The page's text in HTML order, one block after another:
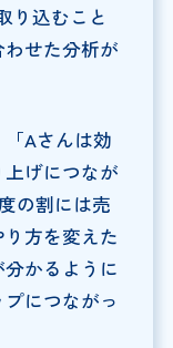
り込むこと
せた分析が
Aさんは効
げにつなが
の割には売
方を変えた
かるように
につながっ